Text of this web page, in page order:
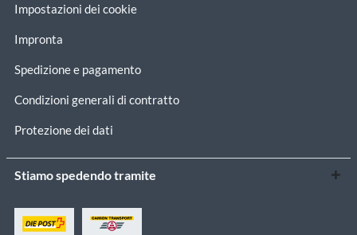
Impostazioni dei cookie
Impronta
Spedizione e pagamento
Condizioni generali di contratto
Protezione dei dati
Stiamo spedendo tramite